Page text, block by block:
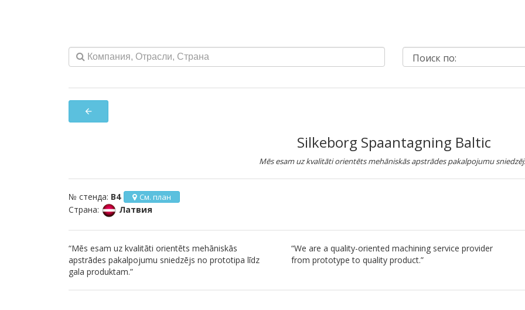
arrow_back
Silkeborg Spaantagning Baltic
Mēs esam uz kvalitāti orientēts mehāniskās apstrādes pakalpojumu
№ стенда: B4 См. план
Страна: Латвия
“Mēs esam uz kvalitāti orientēts mehāniskās
apstrādes pakalpojumu sniedzējs no prototipa līdz
gala produktam.”
“We are a quality-oriented machining service provider
from prototype to quality product.”